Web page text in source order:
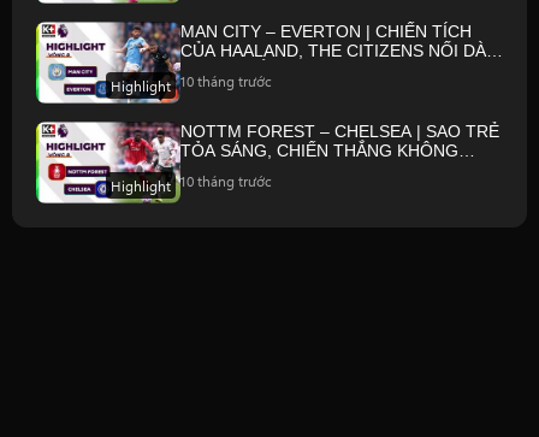
Highlight
MAN CITY – EVERTON | CHIẾN TÍCH
CỦA HAALAND, THE CITIZENS NỐI DÀI
10 tháng trước
Highlight
NOTTM FOREST – CHELSEA | SAO TRẺ
TỎA SÁNG, CHIẾN THẮNG KHÔNG
10 tháng trước